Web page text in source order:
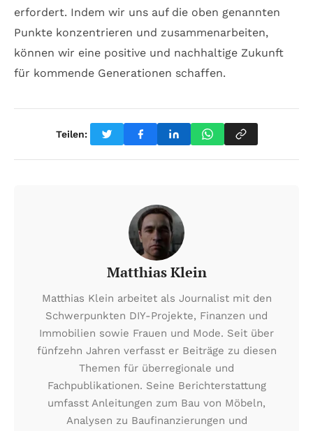
erfordert. Indem wir uns auf die oben genannten
Punkte konzentrieren und zusammenarbeiten,
können wir eine positive und nachhaltige Zukunft
für kommende Generationen schaffen.
Teilen:
Matthias Klein
Matthias Klein arbeitet als Journalist mit den
Schwerpunkten DIY-Projekte, Finanzen und
Immobilien sowie Frauen und Mode. Seit über
fünfzehn Jahren verfasst er Beiträge zu diesen
Themen für überregionale und
Fachpublikationen. Seine Berichterstattung
umfasst Anleitungen zum Bau von Möbeln,
Analysen zu Baufinanzierungen und